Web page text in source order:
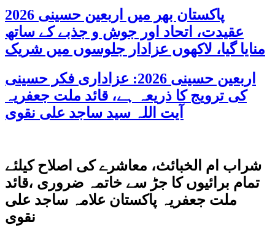
پاکستان بھر میں اربعین حسینی 2026
عقیدت، اتحاد اور جوش و جذبے کے ساتھ
منایا گیا، لاکھوں عزادار جلوسوں میں شریک
اربعین حسینی 2026: عزاداری فکر حسینی
کی ترویج کا ذریعہ ہے، قائد ملت جعفریہ
آیت اللہ سید ساجد علی نقوی
شراب ام الخبائث، معاشرے کی اصلاح کیلئے
تمام برائیوں کا جڑ سے خاتمہ ضروری ،قائد
ملت جعفریہ پاکستان علامہ ساجد علی
نقوی